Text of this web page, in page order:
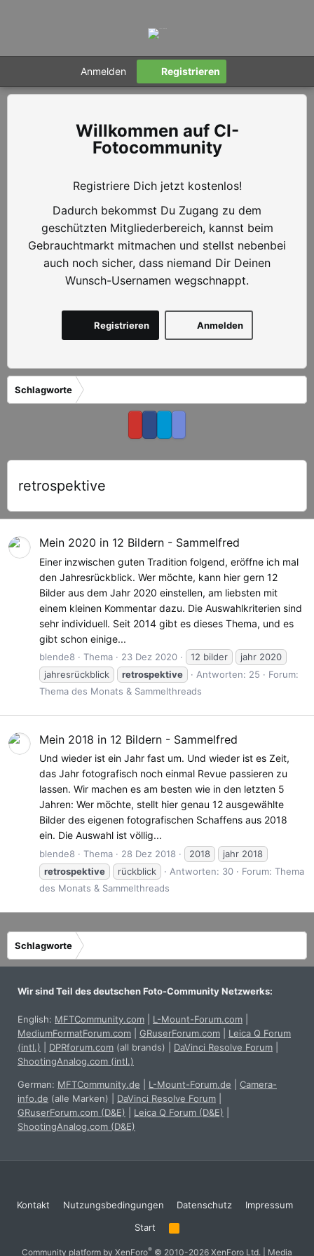
Anmelden Registrieren
CI-
Fotocommunity
Registriere Dich jetzt kostenlos!
Dadurch bekommst Du Zugang zu dem
geschützten Mitgliederbereich, kannst beim
Gebrauchtmarkt mitmachen und stellst nebenbei
auch noch sicher, dass niemand Dir Deinen
Wunsch-Usernamen wegschnappt.
Anmelden
Registrieren
Schlagworte
retrospektive
Mein 2020 in 12 Bildern - Sammelfred
Einer inzwischen guten Tradition folgend, eröffne ich mal
den Jahresrückblick. Wer möchte, kann hier gern 12
Bilder aus dem Jahr 2020 einstellen, am liebsten mit
einem kleinen Kommentar dazu. Die Auswahlkriterien sind
sehr individuell. Seit 2014 gibt es dieses Thema, und es
gibt schon einige...
blende8 Thema 23 Dez 2020 12 bilder
jahr 2020
jahresrückblick
retrospektive Antworten: 25
Forum:
Thema des Monats & Sammelthreads
Mein 2018 in 12 Bildern - Sammelfred
Und wieder ist ein Jahr fast um. Und wieder ist es Zeit,
das Jahr fotografisch noch einmal Revue passieren zu
lassen. Wir machen es am besten wie in den letzten 5
Jahren: Wer möchte, stellt hier genau 12 ausgewählte
Bilder des eigenen fotografischen Schaffens aus 2018
ein. Die Auswahl ist völlig...
blende8 Thema 28 Dez 2018 2018
jahr 2018
retrospektive
rückblick Antworten: 30 Forum: Thema
des Monats & Sammelthreads
Schlagworte
Wir sind Teil des deutschen Foto-Community Netzwerks:
English: MFTCommunity.com L-Mount-Forum.com
MediumFormatForum.com
GRuserForum.com
Leica Q Forum
(intl.)
DPRforum.com (all brands) DaVinci Resolve Forum
ShootingAnalog.com (intl.)
German: MFTCommunity.de L-Mount-Forum.de
Camera-
info.de (alle Marken) DaVinci Resolve Forum
GRuserForum.com (D&E)
Leica Q Forum (D&E)
ShootingAnalog.com (D&E)
Kontakt Nutzungsbedingungen Datenschutz
Impressum
Start
R
S
Community platform by XenForo® © 2010-2026 XenForo Ltd. Media